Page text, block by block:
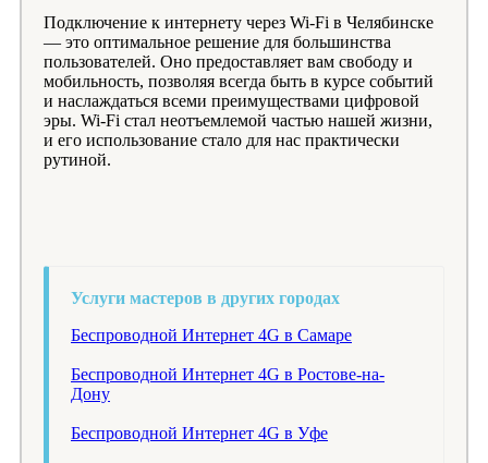
Подключение к интернету через Wi-Fi в Челябинске
— это оптимальное решение для большинства
пользователей. Оно предоставляет вам свободу и
мобильность, позволяя всегда быть в курсе событий
и наслаждаться всеми преимуществами цифровой
эры. Wi-Fi стал неотъемлемой частью нашей жизни,
и его использование стало для нас практически
рутиной.
Услуги мастеров в других городах
Беспроводной Интернет 4G в Самаре
Беспроводной Интернет 4G в Ростове-на-
Дону
Беспроводной Интернет 4G в Уфе